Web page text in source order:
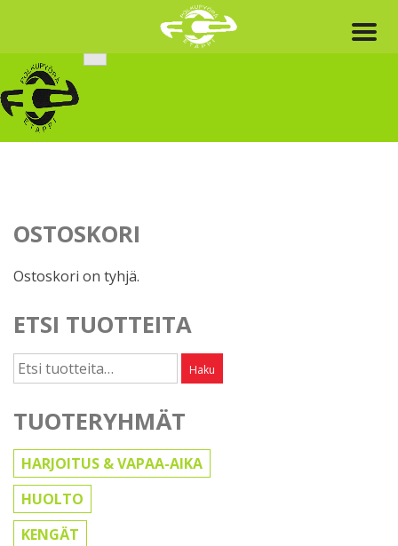
content
OSTOSKORI
Ostoskori on tyhjä.
ETSI TUOTTEITA
Etsi: Haku
TUOTERYHMÄT
HARJOITUS & VAPAA-AIKA
HUOLTO
KENGÄT